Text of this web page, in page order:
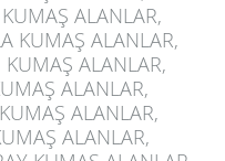
ALANLAR,
KUMAŞ ALANLAR,
ALANLAR,
ALANLAR,
ALANLAR,
ALANLAR,